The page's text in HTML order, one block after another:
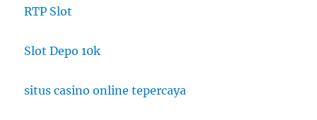
RTP Slot
Slot Depo 10k
situs casino online tepercaya